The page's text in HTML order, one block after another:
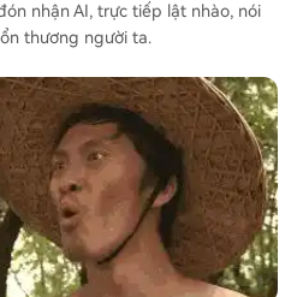
nhận AI, trực tiếp lật nhào, nói
thương người ta.